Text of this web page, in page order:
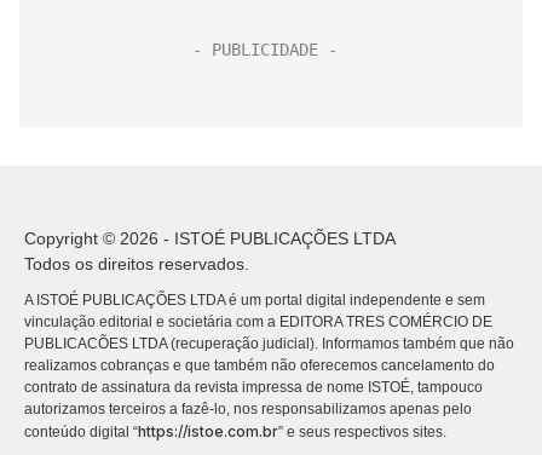
Copyright © 2026 - ISTOÉ PUBLICAÇÕES LTDA
Todos os direitos reservados.
A ISTOÉ PUBLICAÇÕES LTDA é um portal digital independente e sem
vinculação editorial e societária com a EDITORA TRES COMÉRCIO DE
PUBLICACÕES LTDA (recuperação judicial). Informamos também que não
realizamos cobranças e que também não oferecemos cancelamento do
contrato de assinatura da revista impressa de nome ISTOÉ, tampouco
autorizamos terceiros a fazê-lo, nos responsabilizamos apenas pelo
conteúdo digital “https://istoe.com.br” e seus respectivos sites.